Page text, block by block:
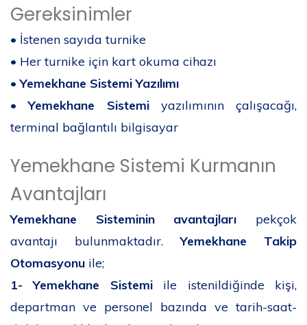
Gereksinimler
• İstenen sayıda turnike
• Her turnike için kart okuma cihazı
•Yemekhane Sistemi Yazılımı
•Yemekhane Sistemiyazılımının çalışacağı,
terminal bağlantılı bilgisayar
Yemekhane Sistemi Kurmanın
Avantajları
Yemekhane Sisteminin avantajları pekçok
avantajı bulunmaktadır.Yemekhane Takip
Otomasyonu ile;
1-
Yemekhane Sistemiile istenildiğinde kişi,
departman ve personel bazında ve tarih-saat-